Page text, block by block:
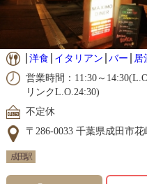
洋食 イタリアン バー
居
営業時間：11:30～
リンクL.O.24:30)
不定休
〒286-0033 千葉県成田市花
成田駅